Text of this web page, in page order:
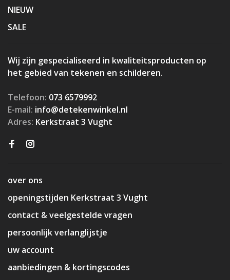
NIEUW
SALE
Wij zijn gespecialiseerd in kwaliteitsproducten op
het gebied van tekenen en schilderen.
Telefoon: 073 6579992
E-mail: info@detekenwinkel.nl
Adres: Kerkstraat 3 Vught
over ons
openingstijden Kerkstraat 3 Vught
contact & veelgestelde vragen
persoonlijk verlanglijstje
uw account
aanbiedingen & kortingscodes